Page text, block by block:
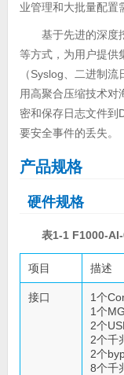
业管理和大批量配置
基于先进的深度
等方式，为用户提供
（Syslog、二进制
用高聚合压缩技术对
密和保存日志文件到
要安全事件的丢失。
产品规格
硬件规格
表1-1 F1000-
项目 描述
接口
1个
1个
2个
2个千
2个
8个千